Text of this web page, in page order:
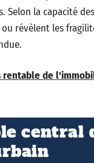
la capacité
révèlent les
rentable de
central